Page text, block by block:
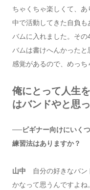
ちゃくちゃ楽しくて、
中で活動してきた自負
バムに入れました。そ
バムは書けへんかった
感覚があるので、めっち
俺にとって人生
はバンドやと思
──ビギナー向けにいく
練習法はありますか？
山中 自分の好きなバン
かなって思うんですよ